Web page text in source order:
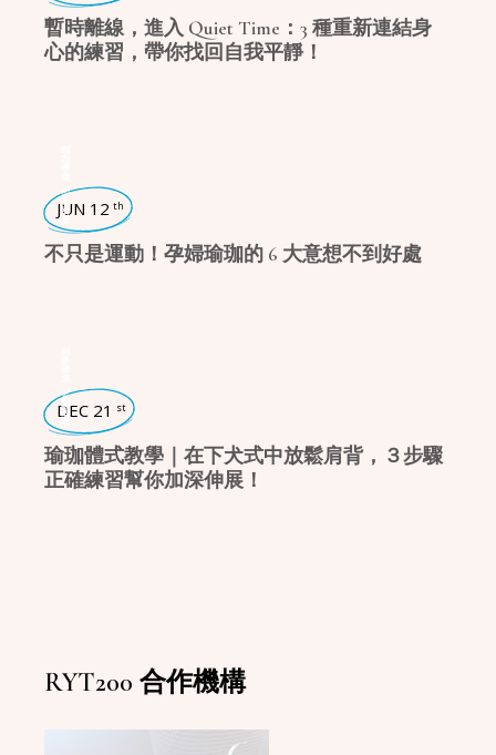
RYT200 合作機構
暫時離線，進入 Quiet Time：3 種重新連結身
心的練習，帶你找回自我平靜！
瑜珈生活
JUN 12 th
不只是運動！孕婦瑜珈的 6 大意想不到好處
瑜珈體式
DEC 21 st
瑜珈體式教學｜在下犬式中放鬆肩背，３步驟
正確練習幫你加深伸展！